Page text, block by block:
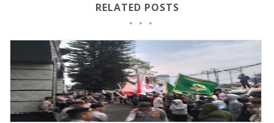
RELATED POSTS